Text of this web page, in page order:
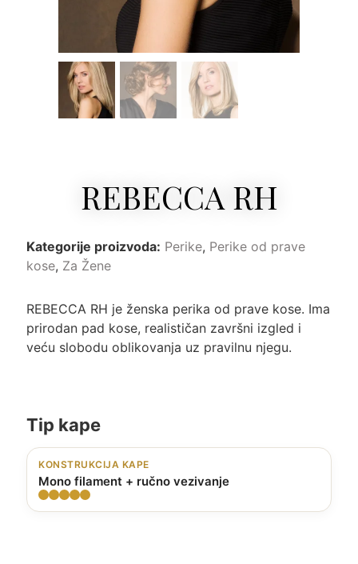
REBECCA RH
Kategorije proizvoda: Perike, Perike od prave
kose, Za Žene
REBECCA RH je ženska perika od prave kose. Ima
prirodan pad kose, realističan završni izgled i
veću slobodu oblikovanja uz pravilnu njegu.
Tip kape
KONSTRUKCIJA KAPE
Mono filament + ručno vezivanje